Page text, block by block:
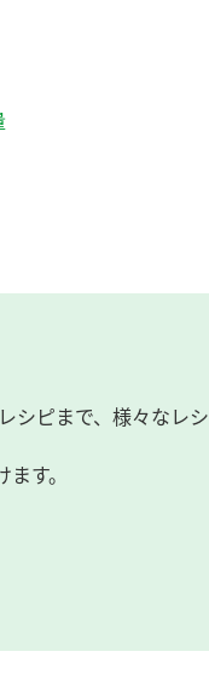
シピまで、様々なレシ
す。